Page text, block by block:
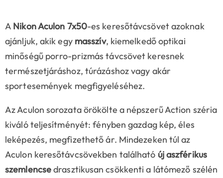
A Nikon Aculon 7x50-es keresőtávcsövet azoknak
ajánljuk, akik egy masszív, kiemelkedő optikai
minőségű porro-prizmás távcsövet keresnek
természetjáráshoz, túrázáshoz vagy akár
sportesemények megfigyeléséhez.
Az Aculon sorozata örökölte a népszerű Action széria
kiváló teljesítményét: fényben gazdag kép, éles
leképezés, megfizethető ár. Mindezeken túl az
Aculon keresőtávcsövekben található új aszférikus
szemlencsedrasztikusan csökkenti a látómező szélén